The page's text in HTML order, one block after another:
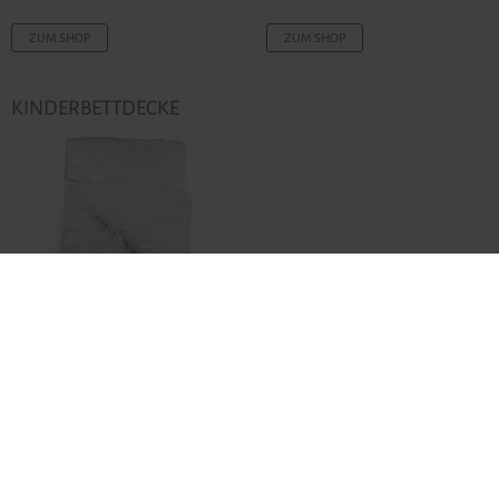
ZUM SHOP ZUM SHOP
KINDERBETTDECKE